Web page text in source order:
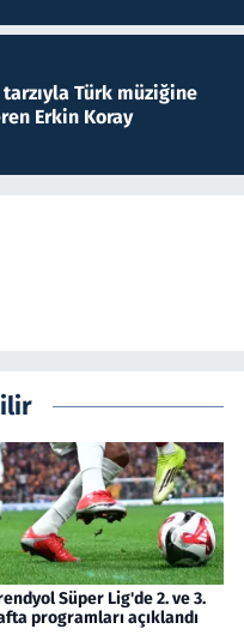
tarzıyla Türk müziğine
Erkin Koray
Süper Lig'de 2. ve 3.
programları açıklandı